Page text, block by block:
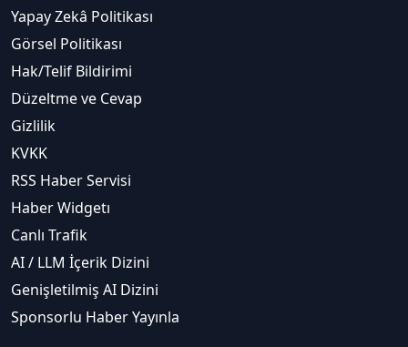
Yapay Zekâ Politikası
Görsel Politikası
Hak/Telif Bildirimi
Düzeltme ve Cevap
Gizlilik
KVKK
RSS Haber Servisi
Haber Widgetı
Canlı Trafik
AI / LLM İçerik Dizini
Genişletilmiş AI Dizini
Sponsorlu Haber Yayınla